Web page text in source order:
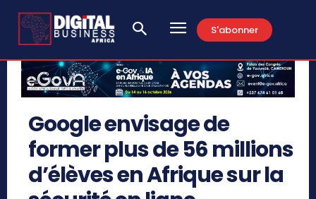
S'abonner
Google envisage de
former plus de 56 millions
d’élèves en Afrique sur la